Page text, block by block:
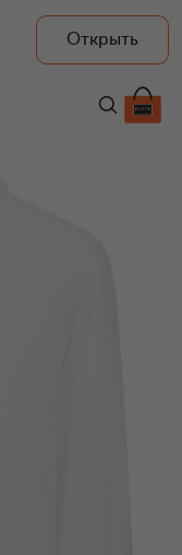
Открыть
53 550 ₽